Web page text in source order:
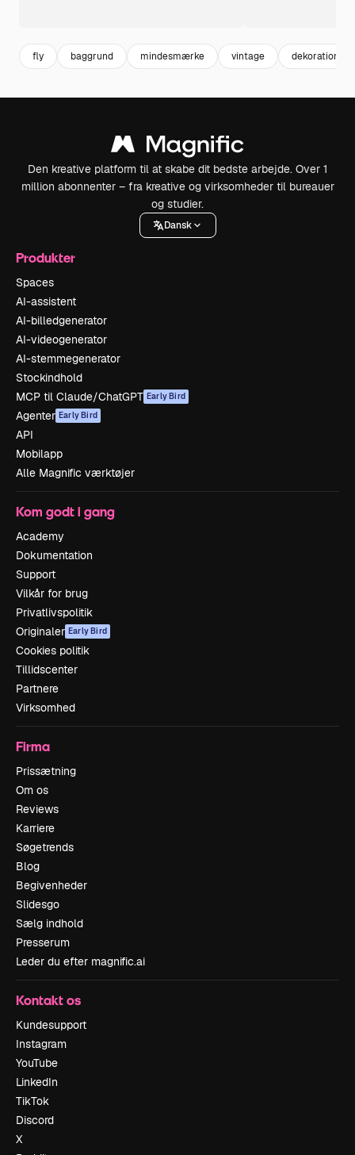
fly baggrund mindesmærke vintage dekoration
Den kreative platform til at skabe dit bedste arbejde. Over 1
million abonnenter – fra kreative og virksomheder til bureauer
og studier.
Dansk
Produkter
Spaces
AI-assistent
AI-billedgenerator
AI-videogenerator
AI-stemmegenerator
Stockindhold
MCP til Claude/ChatGPT Early Bird
Agenter Early Bird
API
Mobilapp
Alle Magnific værktøjer
Kom godt i gang
Academy
Dokumentation
Support
Vilkår for brug
Privatlivspolitik
Originaler Early Bird
Cookies politik
Tillidscenter
Partnere
Virksomhed
Firma
Prissætning
Om os
Reviews
Karriere
Søgetrends
Blog
Begivenheder
Slidesgo
Sælg indhold
Presserum
Leder du efter magnific.ai
Kontakt os
Kundesupport
Instagram
YouTube
LinkedIn
TikTok
Discord
X